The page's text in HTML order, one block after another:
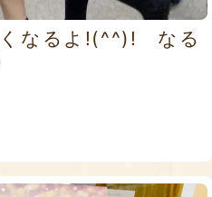
くなるよ!(^^)! なる